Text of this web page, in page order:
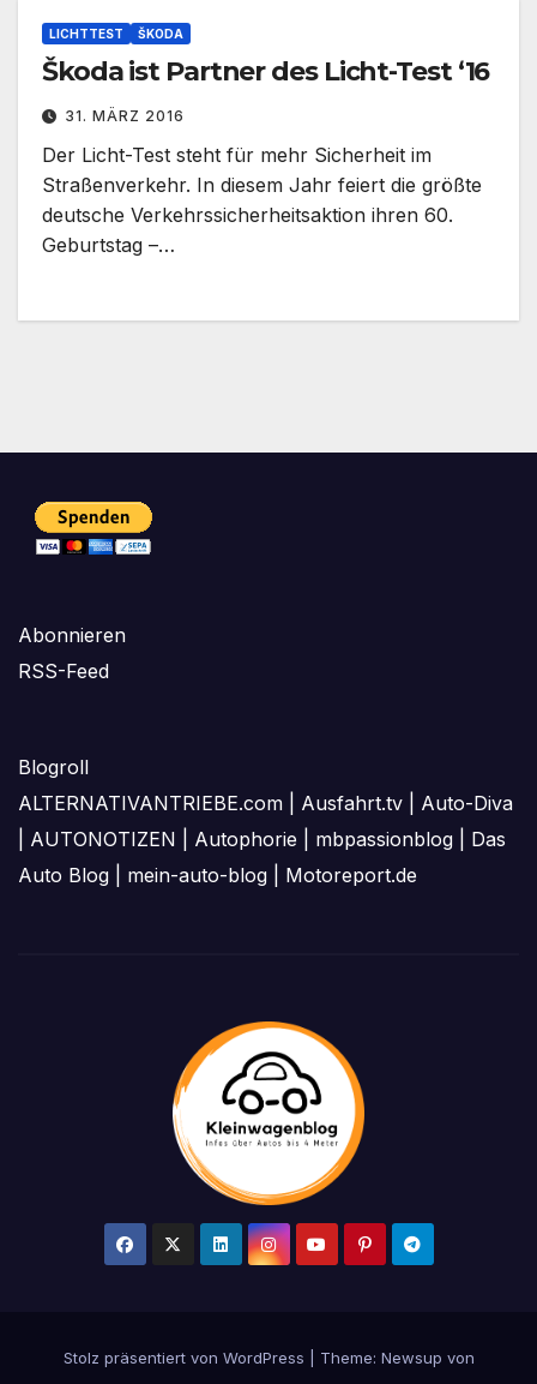
LICHTTEST ŠKODA
Škoda ist Partner des Licht-Test ‘16
31. MÄRZ 2016
Der Licht-Test steht für mehr Sicherheit im
Straßenverkehr. In diesem Jahr feiert die größte
deutsche Verkehrssicherheitsaktion ihren 60.
Geburtstag –…
Abonnieren
RSS-Feed
Blogroll
ALTERNATIVANTRIEBE.com
Ausfahrt.tv
Auto-Diva
AUTONOTIZEN Autophorie mbpassionblog
Das
Auto Blog
mein-auto-blog Motoreport.de
Stolz präsentiert von WordPress
Theme: Newsup von